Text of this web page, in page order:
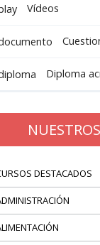
Vídeos
Diploma
DESTACADOS